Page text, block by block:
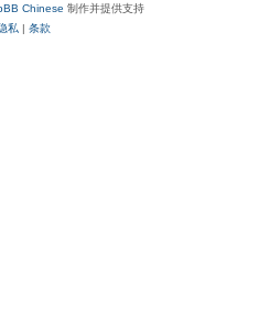
Chinese 制作并提供支持
私 | 条款